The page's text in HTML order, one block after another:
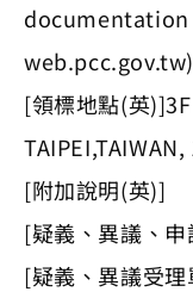
[領標地點(英
TAIPEI,TAIWAN,
[附加說明(英)]
[疑義、異議、
[疑義、異議受